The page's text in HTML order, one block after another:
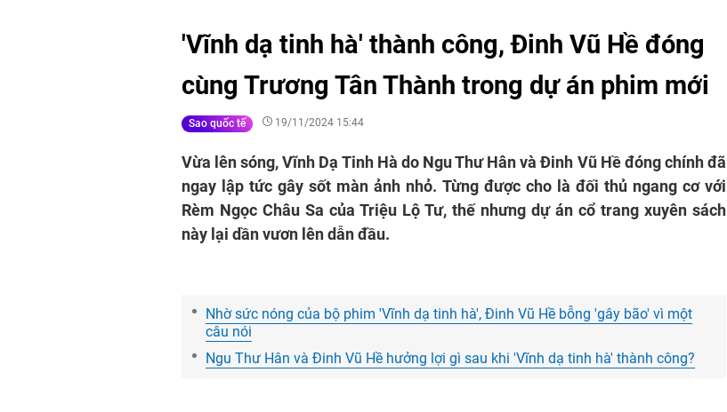
'Vĩnh dạ tinh hà' thành công, Đinh Vũ Hề đóng
cùng Trương Tân Thành trong dự án phim mới
Sao quốc tế 19/11/2024 15:44
Vừa lên sóng, Vĩnh Dạ Tinh Hà do Ngu Thư Hân và Đinh Vũ Hề đóng chính đã
ngay lập tức gây sốt màn ảnh nhỏ. Từng được cho là đối thủ ngang cơ với
Rèm Ngọc Châu Sa của Triệu Lộ Tư, thế nhưng dự án cổ trang xuyên sách
này lại dần vươn lên dẫn đầu.
Nhờ sức nóng của bộ phim 'Vĩnh dạ tinh hà', Đinh Vũ Hề bỗng 'gây bão' vì một
câu nói
Ngu Thư Hân và Đinh Vũ Hề hưởng lợi gì sau khi 'Vĩnh dạ tinh hà' thành công?